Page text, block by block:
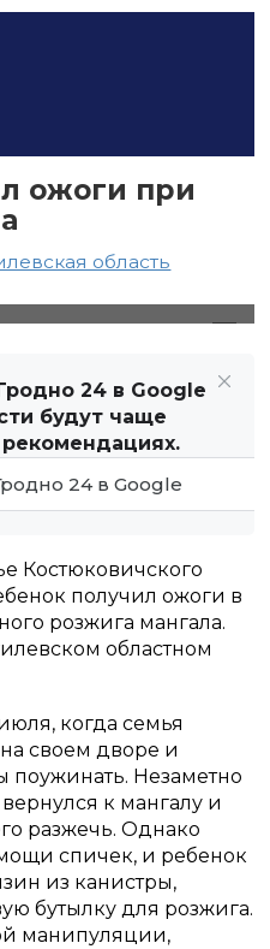
ожоги при
область
24 в Google
будут чаще
24 в Google
Костюковичского
получил ожоги в
розжига мангала.
областном
когда семья
своем дворе и
поужинать. Незаметно
к мангалу и
разжечь. Однако
спичек, и ребенок
из канистры,
бутылку для розжига.
манипуляции,